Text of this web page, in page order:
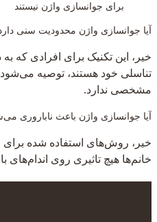
برای جوانسازی واژن نیستند
آیا جوانسازی واژن محدودیت سنی
خیر، این تکنیک برای افرادی که به
تناسلی خود هستند، توصیه
مشخصی ندارد.
آیا جوانسازی واژن باعث ناباروری
خیر، روش‌های استفاده شده برای
خانم‌ها هیچ تاثیری روی اندام‌های